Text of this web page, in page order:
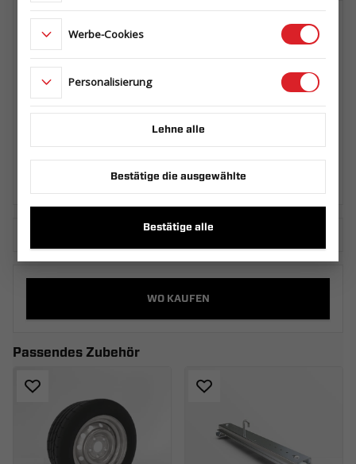
KOMPLETTRAD 195/50 R13C 5X112
ŁADOWNOŚĆ: 900 kg
ERSATZRADHALTER BUILDER / BAU
Laden Sie das technische Datenblatt herunter
WO KAUFEN
Passendes Zubehör
Werbe-Cookies
Personalisierung
Lehne alle
Bestätige die ausgewählte
Bestätige alle